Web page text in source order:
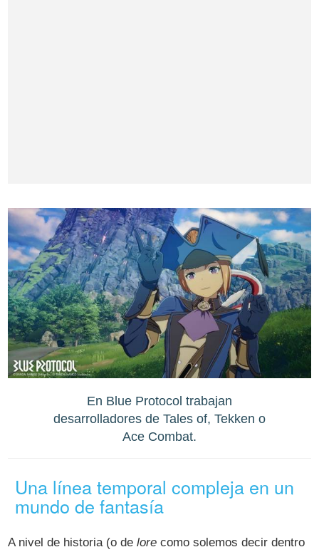
En Blue Protocol trabajan
desarrolladores de Tales of, Tekken o
Ace Combat.
Una línea temporal compleja en un
mundo de fantasía
A nivel de historia (o delore como solemos decir dentro